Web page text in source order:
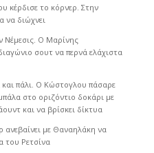
κέρδισε το κόρνερ. Στην
να διώχνει
Νέμεσις. Ο Μαρίνης
σουτ να περνά ελάχιστα
πάλι. Ο Κώστογλου πάσαρε
στο οριζόντιο δοκάρι με
και να βρίσκει δίκτυα
με Θαναηλάκη να
του Ρετσίνα